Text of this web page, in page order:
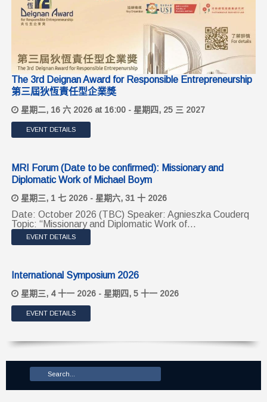
The 3rd Deignan Award for Responsible Entrepreneurship
第三屆狄恆責任型企業獎
星期二, 16 六 2026 at 16:00 - 星期四, 25 三 2027
EVENT DETAILS
MRI Forum (Date to be confirmed): Missionary and
Diplomatic Work of Michael Boym
星期三, 1 七 2026 - 星期六, 31 十 2026
Date: October 2026 (TBC) Speaker: Agnieszka Couderq
Topic: “Missionary and Diplomatic Work of...
EVENT DETAILS
International Symposium 2026
星期三, 4 十一 2026 - 星期四, 5 十一 2026
EVENT DETAILS